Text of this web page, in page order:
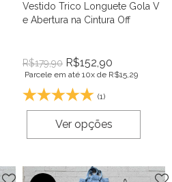
Vestido Trico Longuete Gola V
e Abertura na Cintura Off
R$179,90 R$152,90
Parcele em até 10x de R$15,29
(1)
Ver opções